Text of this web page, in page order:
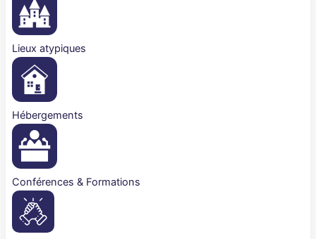
Lieux atypiques
Hébergements
Conférences & Formations